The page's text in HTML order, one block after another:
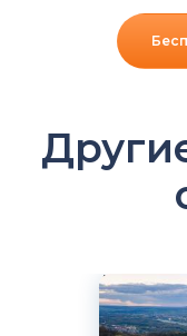
Вена,
Частный